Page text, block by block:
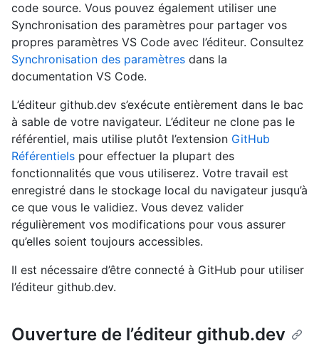
code source. Vous pouvez également utiliser une
Synchronisation des paramètres pour partager vos
propres paramètres VS Code avec l’éditeur. Consultez
Synchronisation des paramètres dans la
documentation VS Code.
L’éditeur github.dev s’exécute entièrement dans le bac
à sable de votre navigateur. L’éditeur ne clone pas le
référentiel, mais utilise plutôt l’extension GitHub
Référentiels pour effectuer la plupart des
fonctionnalités que vous utiliserez. Votre travail est
enregistré dans le stockage local du navigateur jusqu’à
ce que vous le validiez. Vous devez valider
régulièrement vos modifications pour vous assurer
qu’elles soient toujours accessibles.
Il est nécessaire d’être connecté à GitHub pour utiliser
l’éditeur github.dev.
Ouverture de l’éditeur github.dev